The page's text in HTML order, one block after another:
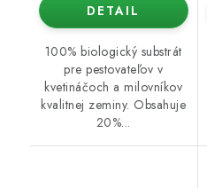
DETAIL
100% biologický substrát
pre pestovateľov v
kvetináčoch a milovníkov
kvalitnej zeminy. Obsahuje
20%...